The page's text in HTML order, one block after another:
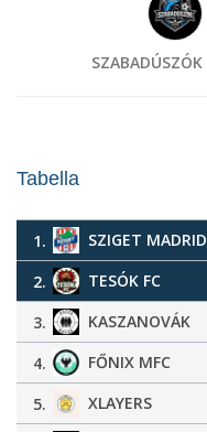
SZABADÚSZÓK
Tabella
1. SZIGET MADRID
2.
TESÓK FC
3.
KASZANOVÁK
4.
FŐNIX MFC
5.
XLAYERS